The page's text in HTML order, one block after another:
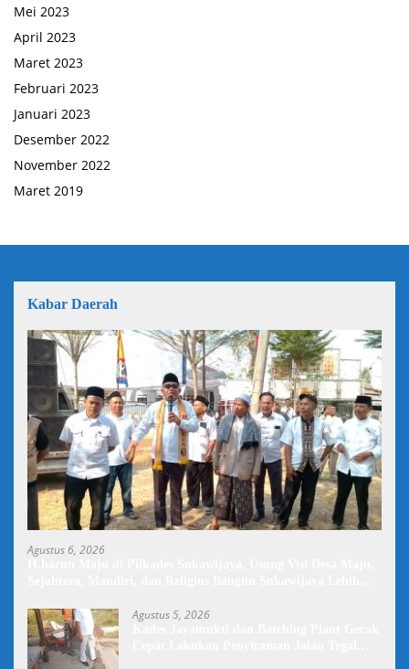
Mei 2023
April 2023
Maret 2023
Februari 2023
Januari 2023
Desember 2022
November 2022
Maret 2019
Kabar Daerah
Agustus 6, 2026
Agustus 5, 2026